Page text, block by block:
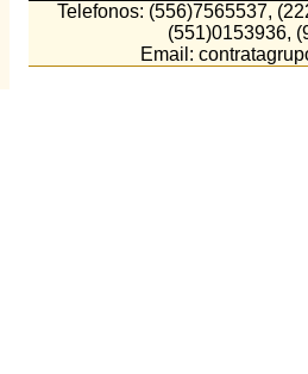
Telefonos: (556)7565537,
(551)0153936,
Email: